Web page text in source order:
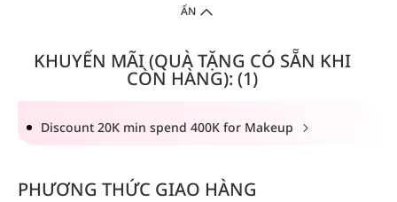
ẨN
KHUYẾN MÃI (QUÀ TẶNG CÓ SẴN KHI
CÒN HÀNG): (1)
Discount 20K min spend 400K for Makeup
PHƯƠNG THỨC GIAO HÀNG